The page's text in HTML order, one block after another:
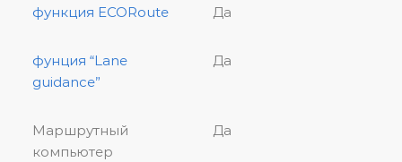
функция ECORoute Да
фунция “Lane
guidance”
Да
Маршрутный
компьютер
Да